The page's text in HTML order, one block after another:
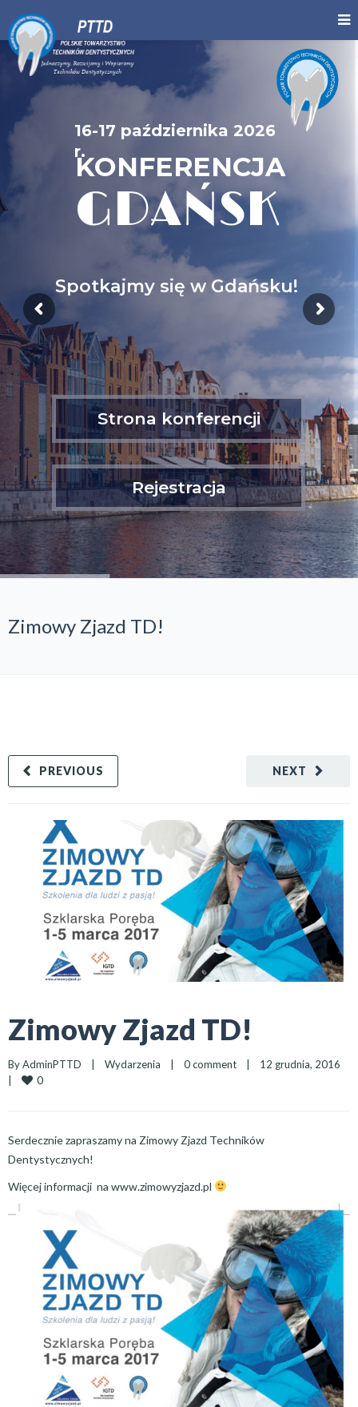
KONFERENCJA
GDAŃSK
16-17 października 2026
r.
Spotkajmy się w Gdańsku!
Strona konferencji
Rejestracja
Zimowy Zjazd TD!
NEXT
PREVIOUS
Zimowy Zjazd TD!
By AdminPTTD | Wydarzenia | 0 comment |
|
0
Serdecznie zapraszamy na Zimowy Zjazd Techników
Dentystycznych!
Więcej informacji na www.zimowyzjazd.pl